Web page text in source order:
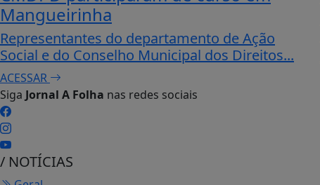
Mangueirinha
Representantes do departamento de Ação
Social e do Conselho Municipal dos Direitos...
ACESSAR
Siga Jornal A Folha nas redes sociais
/ NOTÍCIAS